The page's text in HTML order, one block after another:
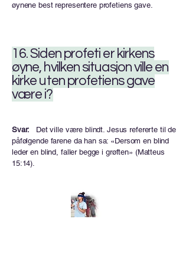
øynene best representere profetiens gave.
16. Siden profeti er kirkens
øyne, hvilken situasjon ville en
kirke uten profetiens gave
være i?
Svar:
Det ville være blindt. Jesus refererte til de
påfølgende farene da han sa: «Dersom en blind
leder en blind, faller begge i grøften» (Matteus
15:14).